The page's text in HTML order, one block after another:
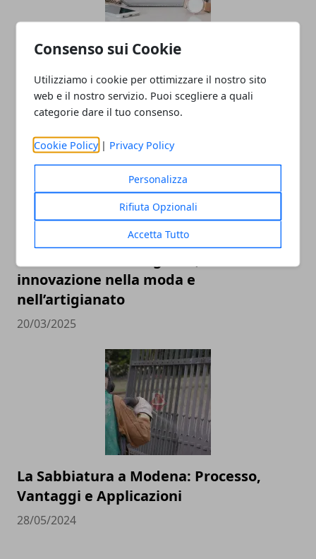
Consenso sui Cookie
Utilizziamo i cookie per ottimizzare il nostro sito
web e il nostro servizio. Puoi scegliere a quali
categorie dare il tuo consenso.
Cookie Policy | Privacy Policy
Personalizza
Rifiuta Opzionali
Accetta Tutto
Le borse della bella stagione 2025:
principali trend
14/05/2025
innovazione nella moda e
nell’artigianato
20/03/2025
La Sabbiatura a Modena: Processo,
Vantaggi e Applicazioni
28/05/2024